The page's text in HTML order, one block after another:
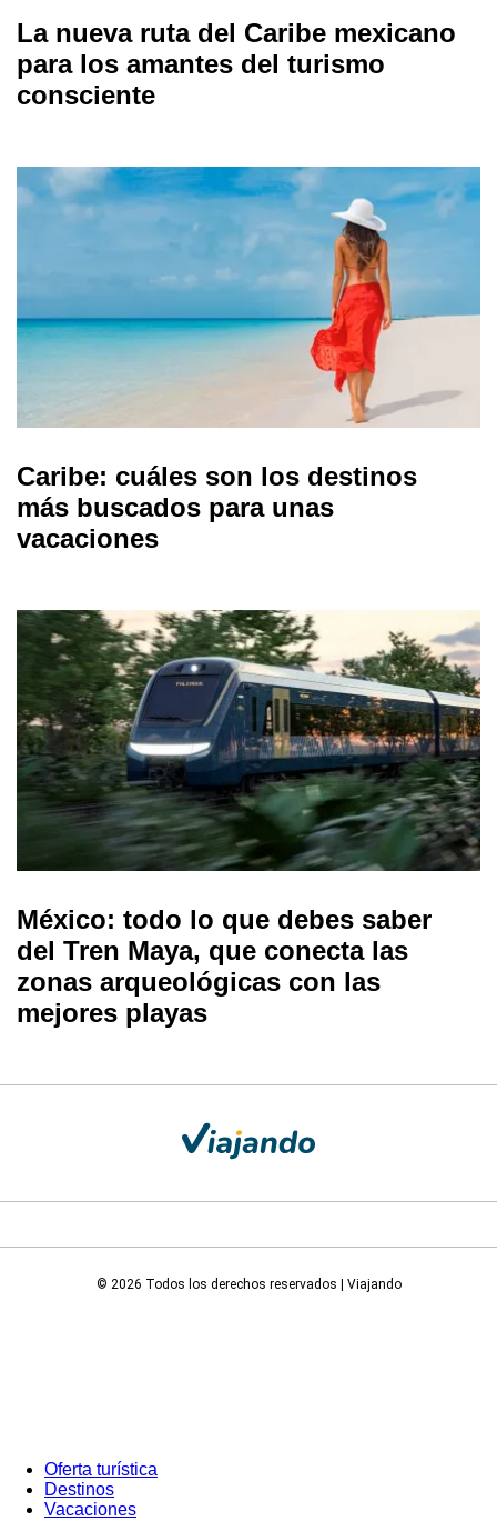
La nueva ruta del Caribe mexicano
para los amantes del turismo
consciente
Caribe: cuáles son los destinos
más buscados para unas
vacaciones
México: todo lo que debes saber
del Tren Maya, que conecta las
zonas arqueológicas con las
mejores playas
© 2026 Todos los derechos reservados | Viajando
Oferta turística
Destinos
Vacaciones